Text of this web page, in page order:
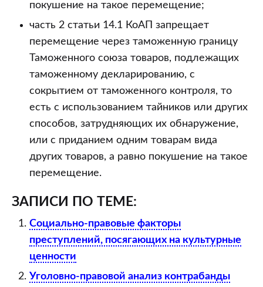
покушение на такое перемещение;
часть 2 статьи 14.1 КоАП запрещает
перемещение через таможенную границу
Таможенного союза товаров, подлежащих
таможенному декларированию, с
сокрытием от таможенного контроля, то
есть с использованием тайников или других
способов, затрудняющих их обнаружение,
или с приданием одним товарам вида
других товаров, а равно покушение на такое
перемещение.
ЗАПИСИ ПО ТЕМЕ:
Социально-правовые факторы
преступлений, посягающих на культурные
ценности
Уголовно-правовой анализ контрабанды